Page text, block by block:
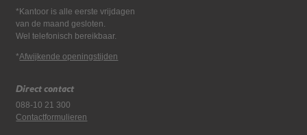
*Kantoor is alle eerste vrijdagen
van de maand gesloten.
Wel telefonisch bereikbaar.
*Afwijkende openingstijden
Direct contact
088-10 21 300
Contactformulieren